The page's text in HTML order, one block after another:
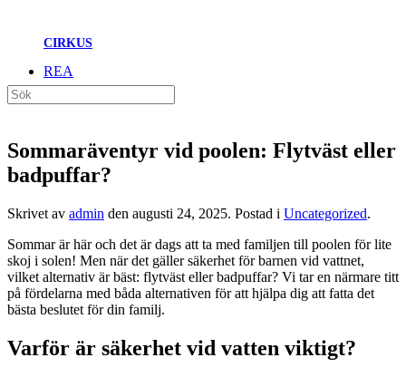
CIRKUS
REA
Sommaräventyr vid poolen: Flytväst eller
badpuffar?
Skrivet av admin den augusti 24, 2025. Postad i Uncategorized.
Sommar är här och det är dags att ta med familjen till poolen för lite
skoj i solen! Men när det gäller säkerhet för barnen vid vattnet,
vilket alternativ är bäst: flytväst eller badpuffar? Vi tar en närmare titt
på fördelarna med båda alternativen för att hjälpa dig att fatta det
bästa beslutet för din familj.
Varför är säkerhet vid vatten viktigt?